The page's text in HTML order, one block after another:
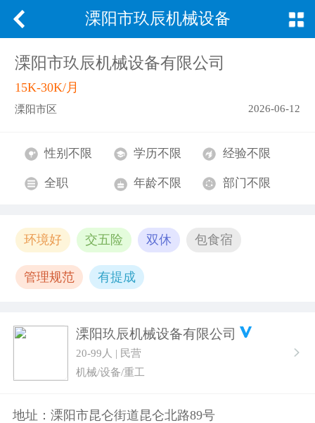
溧阳市玖辰机械设备
有限公司
溧阳市玖辰机械设备有限公司
15K-30K/月
溧阳市区 2026-06-12
性别不限 学历不限 经验不限
全职 年龄不限 部门不限
环境好 交五险 双休 包食宿
管理规范 有提成
溧阳玖辰机械设备有限公司
20-99人 | 民营
机械/设备/重工
地址：溧阳市昆仑街道昆仑北路89号